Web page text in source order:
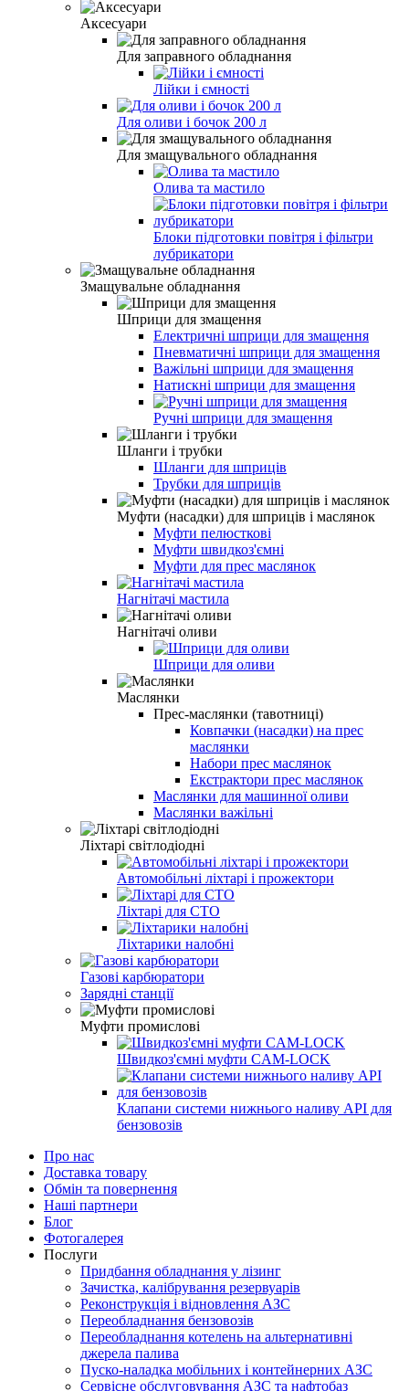
Аксесуари
Для заправного обладнання
Лійки і ємності
Для оливи і бочок 200 л
Для змащувального обладнання
Олива та мастило
Блоки підготовки повітря і фільтри
лубрикатори
Змащувальне обладнання
Шприци для змащення
Електричні шприци для змащення
Пневматичні шприци для змащення
Важільні шприци для змащення
Натискні шприци для змащення
Ручні шприци для змащення
Шланги і трубки
Шланги для шприців
Трубки для шприців
Муфти (насадки) для шприців і маслянок
Муфти пелюсткові
Муфти швидкоз'ємні
Муфти для прес маслянок
Нагнітачі мастила
Нагнітачі оливи
Шприци для оливи
Маслянки
Прес-маслянки (тавотниці)
Ковпачки (насадки) на прес
маслянки
Набори прес маслянок
Екстрактори прес маслянок
Маслянки для машинної оливи
Маслянки важільні
Ліхтарі світлодіодні
Автомобільні ліхтарі і прожектори
Ліхтарі для СТО
Ліхтарики налобні
Газові карбюратори
Зарядні станції
Муфти промислові
Швидкоз'ємні муфти CAM-LOCK
Клапани системи нижнього наливу API для
бензовозів
Про нас
Доставка товару
Обмін та повернення
Наші партнери
Блог
Фотогалерея
Послуги
Придбання обладнання у лізинг
Зачистка, калібрування резервуарів
Реконструкція і відновлення АЗС
Переобладнання бензовозів
Переобладнання котелень на альтернативні
джерела палива
Пуско-наладка мобільних і контейнерних АЗС
Сервісне обслуговування АЗС та нафтобаз